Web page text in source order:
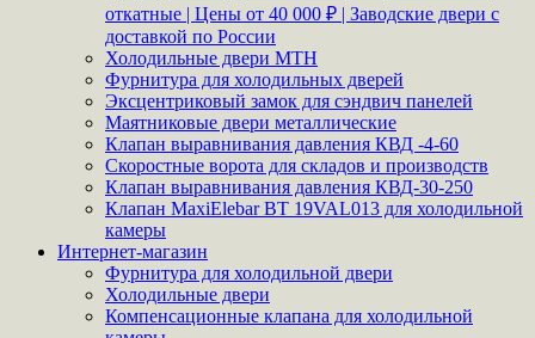
откатные | Цены от 40 000 ₽ | Заводские двери с
доставкой по России
Холодильные двери MTH
Фурнитура для холодильных дверей
Эксцентриковый замок для сэндвич панелей
Маятниковые двери металлические
Клапан выравнивания давления КВД -4-60
Скоростные ворота для складов и производств
Клапан выравнивания давления КВД-30-250
Клапан MaxiElebar BT 19VAL013 для холодильной
камеры
Интернет-магазин
Фурнитура для холодильной двери
Холодильные двери
Компенсационные клапана для холодильной